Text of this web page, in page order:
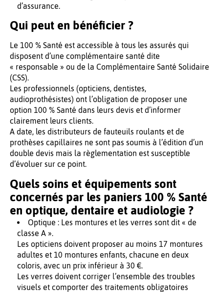
d’assurance.
Qui peut en bénéficier ?
Le 100 % Santé est accessible à tous les assurés qui
disposent d’une complémentaire santé dite
« responsable » ou de la Complémentaire Santé Solidaire
(CSS).
Les professionnels (opticiens, dentistes,
audioprothésistes) ont l’obligation de proposer une
option 100 % Santé dans leurs devis et d’informer
clairement leurs clients.
A date, les distributeurs de fauteuils roulants et de
prothèses capillaires ne sont pas soumis à l’édition d’un
double devis mais la règlementation est susceptible
d’évoluer sur ce point.
Quels soins et équipements sont
concernés par les paniers 100 % Santé
en optique, dentaire et audiologie ?
Optique : Les montures et les verres sont dit « de
classe A ».
Les opticiens doivent proposer au moins 17 montures
adultes et 10 montures enfants, chacune en deux
coloris, avec un prix inférieur à 30 €.
Les verres doivent corriger l’ensemble des troubles
visuels et comporter des traitements obligatoires